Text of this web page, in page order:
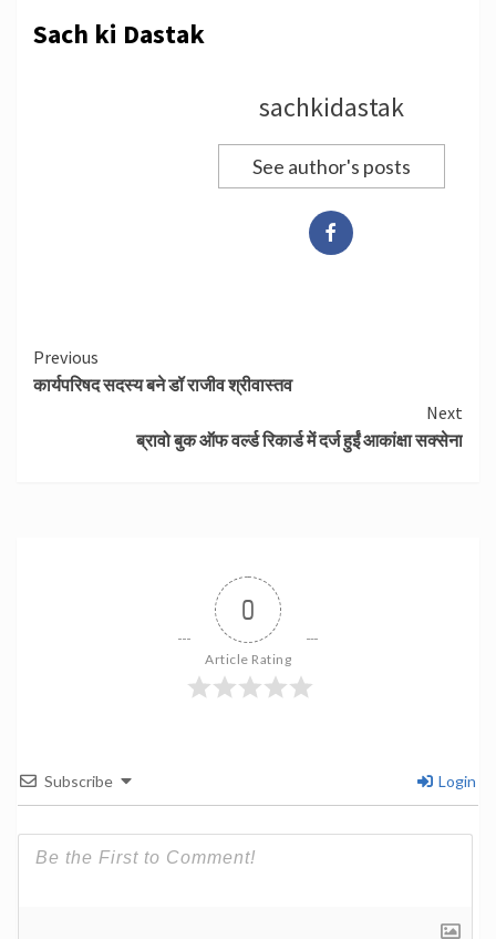
Sach ki Dastak
sachkidastak
See author's posts
Continue
Reading
Previous
कार्यपरिषद सदस्य बने डॉ राजीव श्रीवास्तव
Next
ब्रावो बुक ऑफ वर्ल्ड रिकार्ड में दर्ज हुईं आकांक्षा सक्सेना
0
Article Rating
Subscribe Login